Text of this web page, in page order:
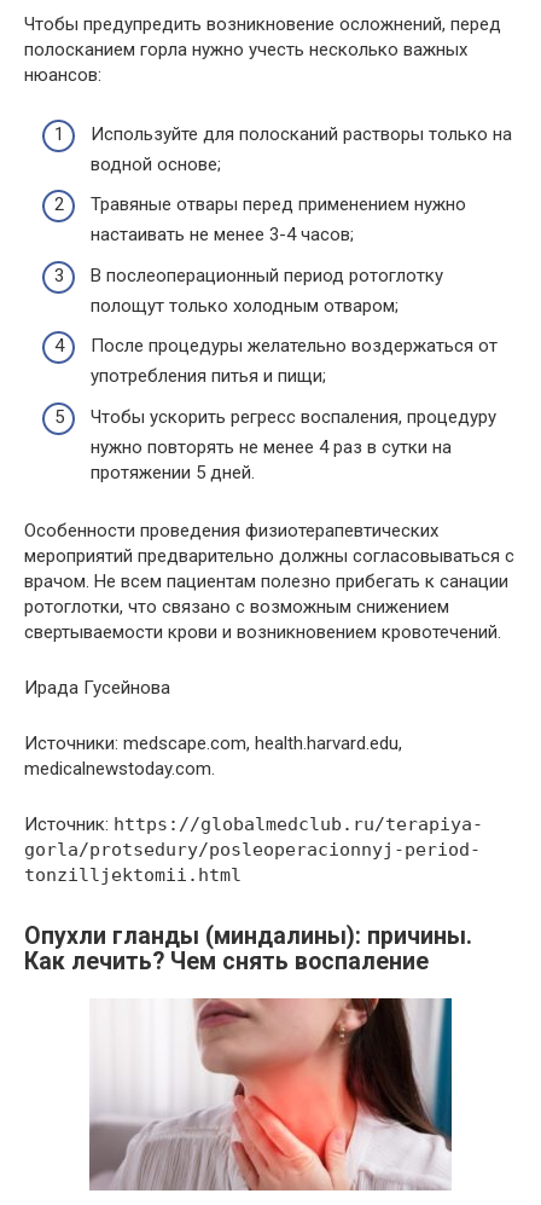
Чтобы предупредить возникновение осложнений, перед
полосканием горла нужно учесть несколько важных
нюансов:
Используйте для полосканий растворы только на
водной основе;
Травяные отвары перед применением нужно
настаивать не менее 3-4 часов;
В послеоперационный период ротоглотку
полощут только холодным отваром;
После процедуры желательно воздержаться от
употребления питья и пищи;
Чтобы ускорить регресс воспаления, процедуру
нужно повторять не менее 4 раз в сутки на
протяжении 5 дней.
Особенности проведения физиотерапевтических
мероприятий предварительно должны согласовываться с
врачом. Не всем пациентам полезно прибегать к санации
ротоглотки, что связано с возможным снижением
свертываемости крови и возникновением кровотечений.
Ирада Гусейнова
Источники: medscape.com, health.harvard.edu,
medicalnewstoday.com.
Источник: https://globalmedclub.ru/terapiya-
gorla/protsedury/posleoperacionnyj-period-
tonzilljektomii.html
Опухли гланды (миндалины): причины.
Как лечить? Чем снять воспаление